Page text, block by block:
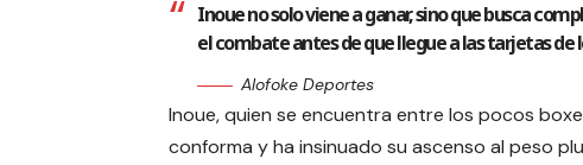
Inoue no solo viene a ganar, sino que busca
el combate antes de que llegue a las tarjetas de
Alofoke Deportes
Inoue, quien se encuentra entre los pocos
conforma y ha insinuado su ascenso al peso